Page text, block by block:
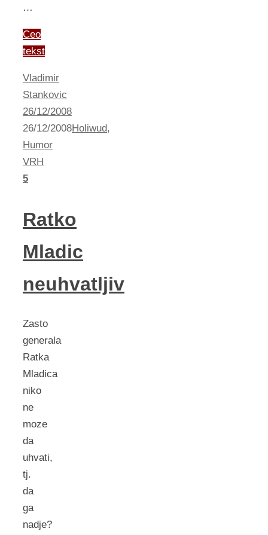
…
Ceo
tekst
Vladimir
Stankovic
26/12/2008
26/12/2008Holiwud,
Humor
VRH
5
Ratko
Mladic
neuhvatljiv
Zasto
generala
Ratka
Mladica
niko
ne
moze
da
uhvati,
tj.
da
ga
nadje?